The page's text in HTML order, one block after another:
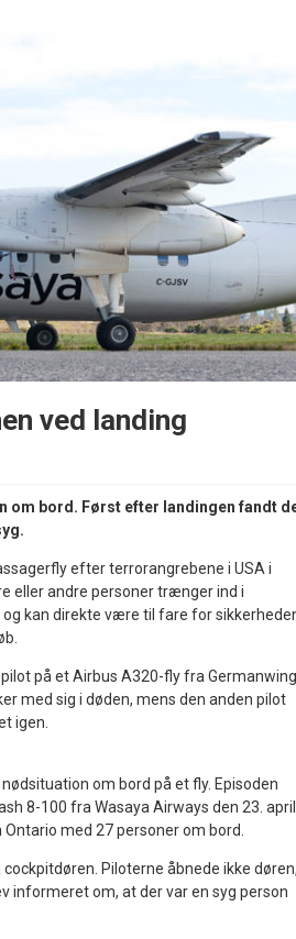
ved landing
bord. Først efter landingen fandt
efter terrorangrebene i USA i
eller andre personer trænger ind i
kan direkte være til fare for
på et Airbus A320-fly fra
med sig i døden, mens den anden pilot
igen.
om bord på et fly. Episoden
8-100 fra Wasaya Airways den 23. april
med 27 personer om bord.
Piloterne åbnede ikke døren,
informeret om, at der var en syg person